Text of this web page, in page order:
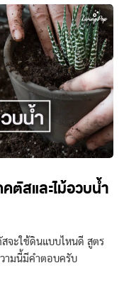
ตัสและไม้อวบน้ำ
จะใช้ดินแบบไหนดี สูตร
ามนี้มีคำตอบครับ